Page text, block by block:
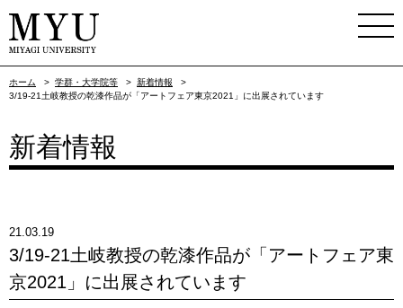
ホーム > 学群・大学院等 > 新着情報
>
3/19-21土岐教授の乾漆作品が「アートフェア東京2021」に出展されています
新着情報
21.03.19
3/19-21土岐教授の乾漆作品が「アートフェア東
京2021」に出展されています